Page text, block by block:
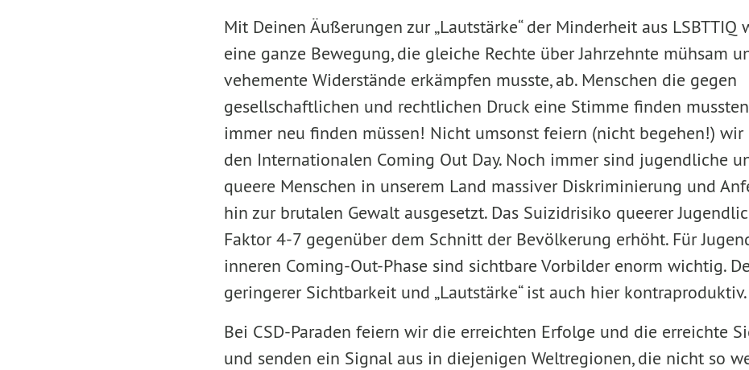
Mit Deinen Äußerungen zur „Lautstärke“ der Minderheit aus LSBTTIQ
eine ganze Bewegung, die gleiche Rechte über Jahrzehnte mühsam
vehemente Widerstände erkämpfen musste, ab. Menschen die gegen
gesellschaftlichen und rechtlichen Druck eine Stimme finden
immer neu finden müssen! Nicht umsonst feiern (nicht begehen!) wir
den Internationalen Coming Out Day. Noch immer sind jugendliche
queere Menschen in unserem Land massiver Diskriminierung und
hin zur brutalen Gewalt ausgesetzt. Das Suizidrisiko queerer
Faktor 4-7 gegenüber dem Schnitt der Bevölkerung erhöht. Für
inneren Coming-Out-Phase sind sichtbare Vorbilder enorm wichtig.
geringerer Sichtbarkeit und „Lautstärke“ ist auch hier kontraproduktiv.
Bei CSD-Paraden feiern wir die erreichten Erfolge und die erreichte
und senden ein Signal aus in diejenigen Weltregionen, die nicht so